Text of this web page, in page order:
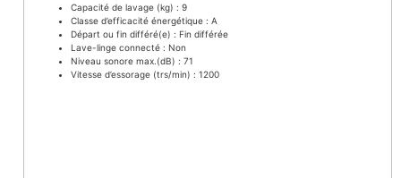
Capacité de lavage (kg) : 9
Classe d’efficacité énergétique : A
Départ ou fin différé(e) : Fin différée
Lave-linge connecté : Non
Niveau sonore max.(dB) : 71
Vitesse d’essorage (trs/min) : 1200